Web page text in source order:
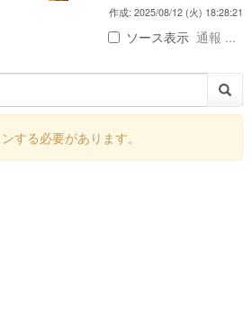
作成: 2025/08/12 (火) 18:28:21
ソース表示 通報 ...
する必要があります。